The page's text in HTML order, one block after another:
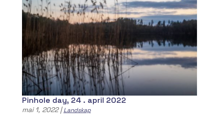
Pinhole day, 24 . april 2022
mai 1, 2022|Landskap